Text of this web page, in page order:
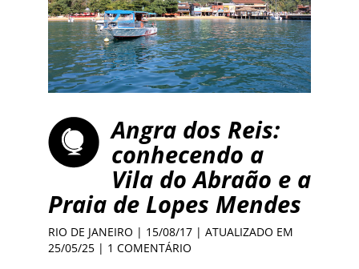
Angra dos Reis:
conhecendo a
Vila do Abraão e a
Praia de Lopes Mendes
RIO DE JANEIRO | 15/08/17 | ATUALIZADO EM
25/05/25 | 1 COMENTÁRIO